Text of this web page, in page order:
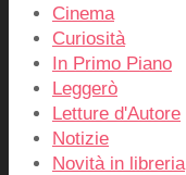
Cinema
Curiosità
In Primo Piano
Leggerò
Letture d'Autore
Notizie
Novità in libreria